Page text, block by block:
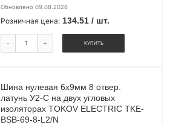
Обновлено 09.08.2026
Розничная цена: 134.51 / шт.
- + КУПИТЬ
Шина нулевая 6х9мм 8 отвер.
латунь У2-С на двух угловых
изоляторах TOKOV ELECTRIC TKE-
BSB-69-8-L2/N